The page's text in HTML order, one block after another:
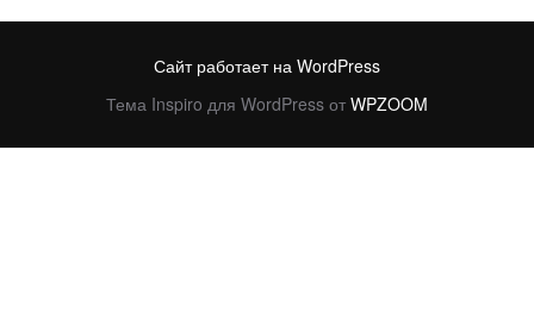
Сайт работает на WordPress
Тема Inspiro для WordPress от WPZOOM